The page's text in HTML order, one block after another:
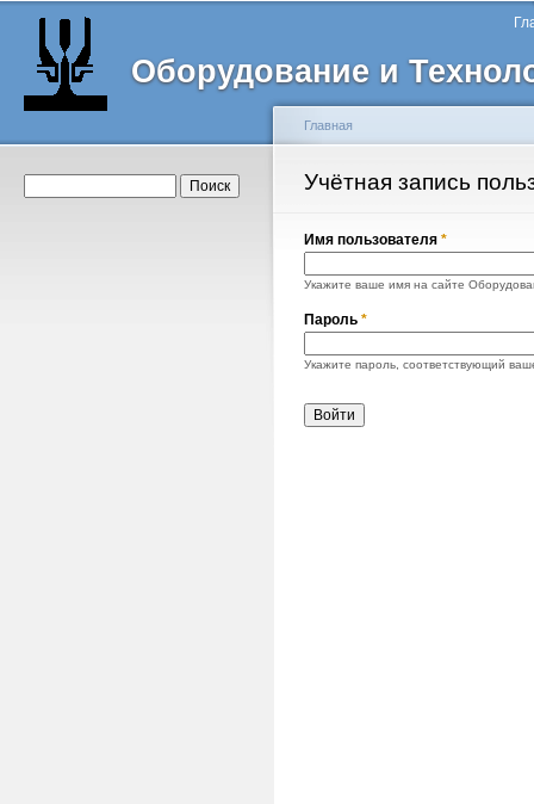
Оборудование и
Главное меню
Вы здесь
Главная
Учётная запись
Главные вкладки
Имя пользователя *
Укажите ваше имя на сайте
Пароль *
Укажите пароль, соответствующий